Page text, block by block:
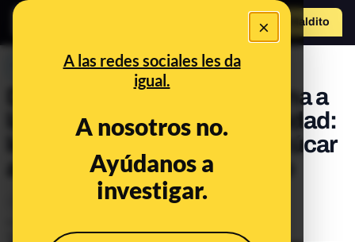
×
A las redes sociales les da
igual.
A nosotros no.
Ayúdanos a
investigar.
Hazte Maldito
PREBUNKING
De la resistencia a la insulina a
la diabetes tipo 2 o la obesidad:
los efectos de consumir azúcar
a corto, medio y largo plazo
Actualizado elNov 14, 2022, 8:39:00 AM